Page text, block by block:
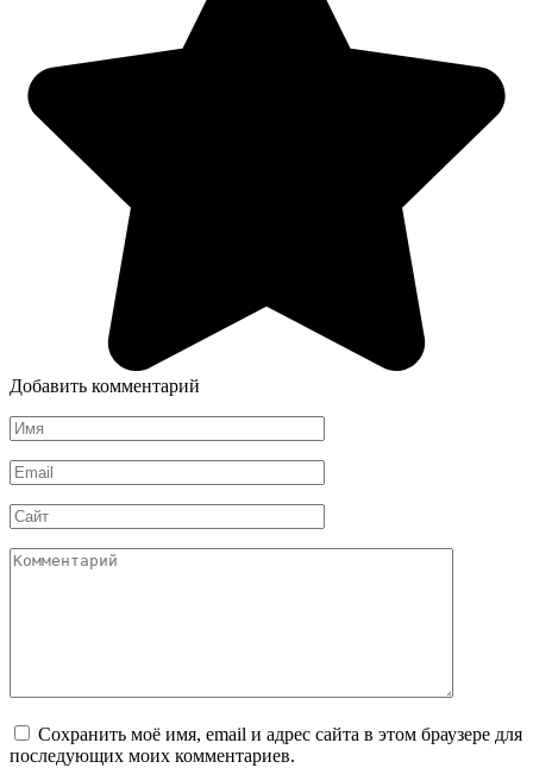
Добавить комментарий
Имя
*
Email
*
Сайт
Комментарий
Сохранить моё имя, email и адрес сайта в этом браузере для
последующих моих комментариев.